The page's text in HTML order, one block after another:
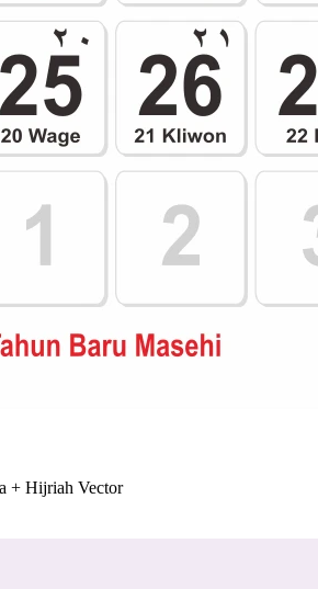
+ Hijriah Vector